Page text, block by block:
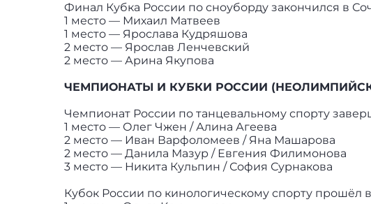
Финал Кубка России по сноуборду закончился в
1 место — Михаил Матвеев
1 место — Ярослава Кудряшова
2 место — Ярослав Ленчевский
2 место — Арина Якупова
ЧЕМПИОНАТЫ И КУБКИ РОССИИ
Чемпионат России по танцевальному спорту
1 место — Олег Чжен / Алина Агеева
2 место — Иван Варфоломеев / Яна Машарова
2 место — Данила Мазур / Евгения Филимонова
3 место — Никита Кульпин / София Сурнакова
Кубок России по кинологическому спорту прошёл